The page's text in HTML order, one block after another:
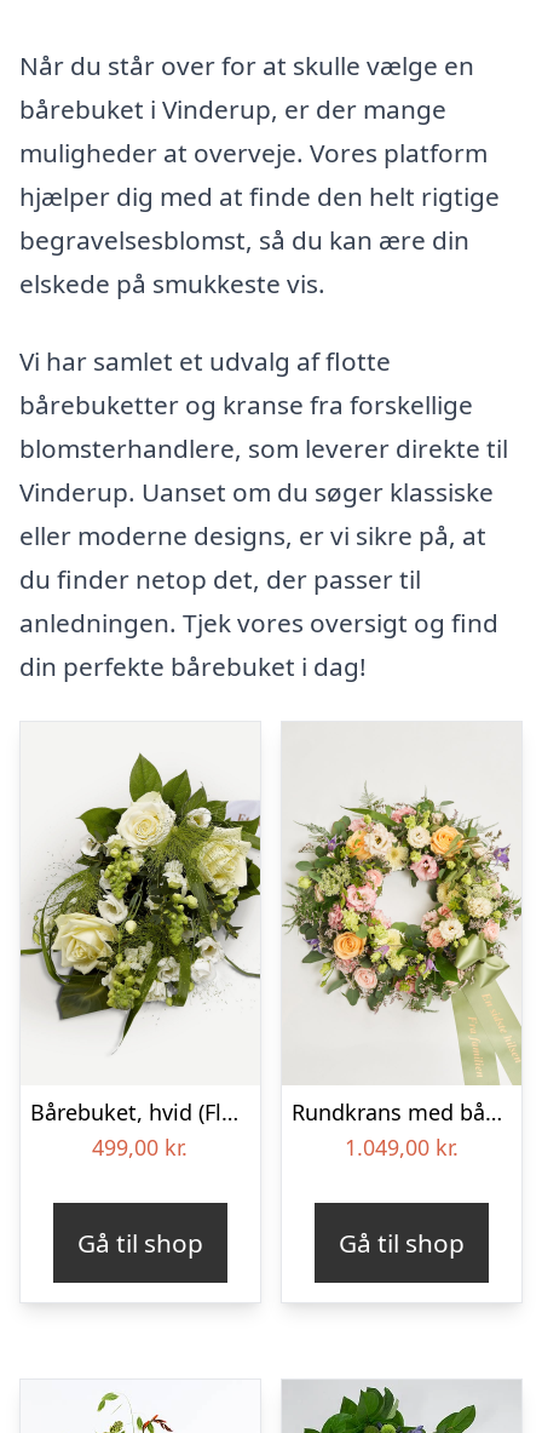
Når du står over for at skulle vælge en
bårebuket i Vinderup, er der mange
muligheder at overveje. Vores platform
hjælper dig med at finde den helt rigtige
begravelsesblomst, så du kan ære din
elskede på smukkeste vis.
Vi har samlet et udvalg af flotte
bårebuketter og kranse fra forskellige
blomsterhandlere, som leverer direkte til
Vinderup. Uanset om du søger klassiske
eller moderne designs, er vi sikre på, at
du finder netop det, der passer til
anledningen. Tjek vores oversigt og find
din perfekte bårebuket i dag!
Bårebuket, hvid (Floristens kreative valg) med bånd
499,00 kr.
Gå til shop
Rundkrans med bånd – Floristens kreative valg
1.049,00 kr.
Gå til shop